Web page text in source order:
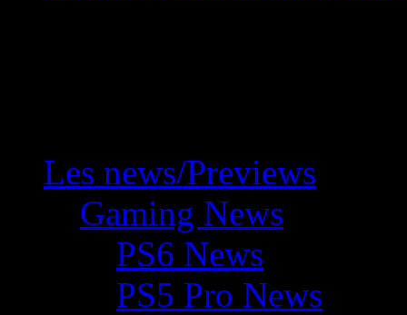
Les news/Previews
Gaming News
PS6 News
PS5 Pro News